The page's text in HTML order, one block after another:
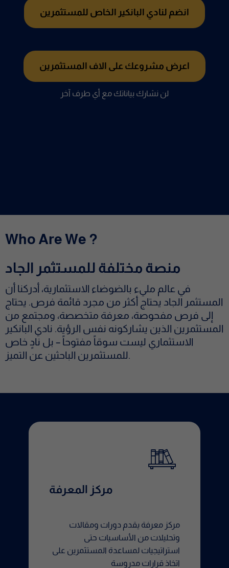
انضم لنادي البانكير الخاص للمستثمرين
اعرض مشروعك على الاف المستثمرين
لن نشارك بياناتك مع أي طرف آخر
Who Are We ?
منصة مختلفة للمستثمر الجاد
في عالم مليء بالضوضاء الاستثمارية، أدركنا أن
المستثمر الجاد يحتاج أكثر من مجرد قائمة فرص. يحتاج
إلى فرص مفحوصة، معرفة متخصصة، ومجتمع من
المستثمرين الذين يشاركونه نفس الرؤية. نادي البانكير
الاستثماري ليست سوقاً مفتوحاً – بل نادٍ خاص
للمستثمرين الباحثين عن التميز.
مركز المعرفة
مركز معرفة يقدم دورات ومقالات
وتحليلات من الأساسيات حتى
استراتيجيات لمساعدة المستثمرين على
اتخاذ قرارات مدروسة